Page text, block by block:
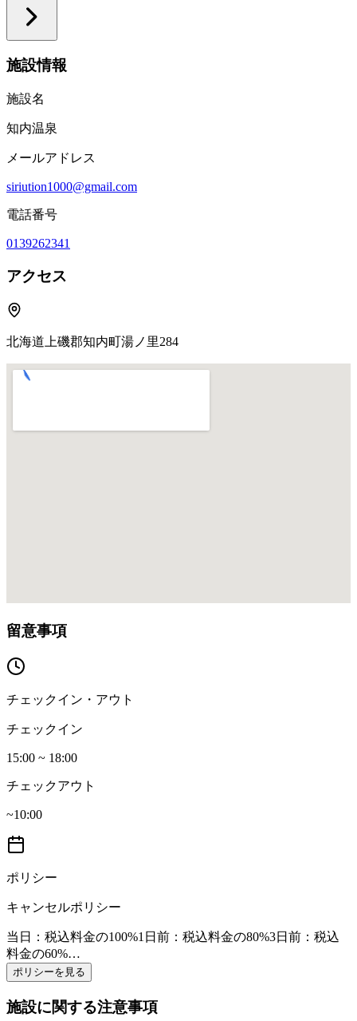
施設情報
施設名
知内温泉
メールアドレス
siriution1000@gmail.com
電話番号
0139262341
アクセス
北海道上磯郡知内町湯ノ里284
留意事項
チェックイン・アウト
チェックイン
15:00 ~ 18:00
チェックアウト
~10:00
ポリシー
キャンセルポリシー
当日 ：税込料金の100%1日前 ：税込料金の80%3日前 ：税込
料金の60%…
ポリシーを見る
施設に関する注意事項